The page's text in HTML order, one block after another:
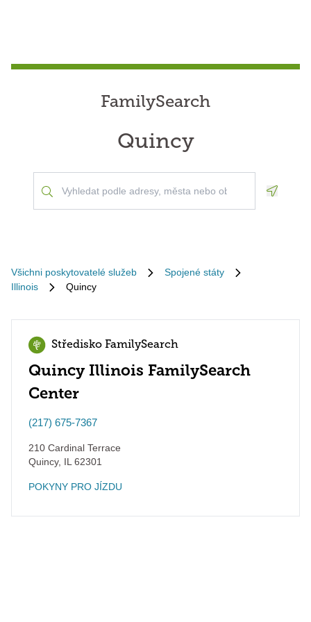
FamilySearch
Quincy
Všichni poskytovatelé služeb
Spojené státy
Illinois
Quincy
Středisko FamilySearch
Quincy Illinois FamilySearch
Center
(217) 675-7367
210 Cardinal Terrace
Quincy, IL 62301
POKYNY PRO JÍZDU